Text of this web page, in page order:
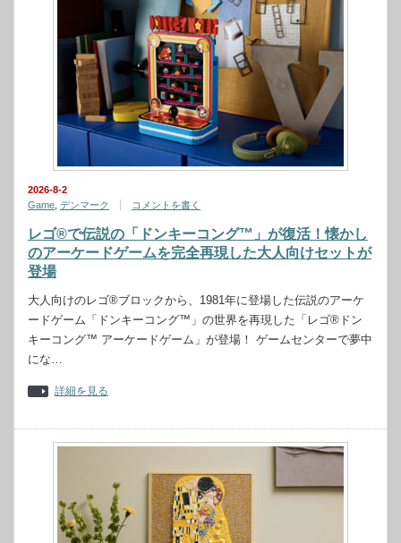
2026-8-2
Game デンマーク コメントを書く
レゴ®で伝説の「ドンキーコング™」が復活！懐かし
のアーケードゲームを完全再現した大人向けセットが
登場
大人向けのレゴ®ブロックから、1981年に登場した伝説のアーケ
ードゲーム「ドンキーコング™」の世界を再現した「レゴ®ドン
キーコング™ アーケードゲーム」が登場！ ゲームセンターで夢中
にな…
詳細を見る